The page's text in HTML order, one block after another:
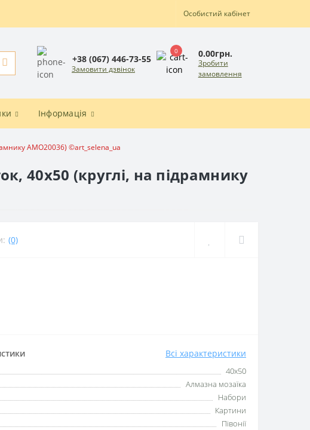
Особистий кабінет
+38 (067) 446-73-55
Замовити дзвінок
0 0.00грн.
Зробити
замовлення
Інформація
AMO20036) ©art_selena_ua
40х50 (круглі, на підрамнику
(0)
Всі характеристики
40х50
Алмазна мозаїка
Набори
Картини
Півонії